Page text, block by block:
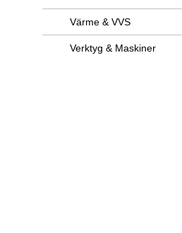
Värme & VVS
Verktyg & Maskiner